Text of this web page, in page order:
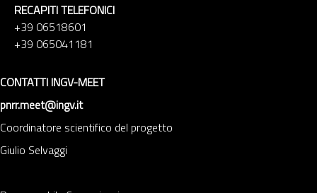
RECAPITI TELEFONICI
+39 06518601
+39 065041181
CONTATTI INGV-MEET
pnrr.meet@ingv.it
Coordinatore scientifico del progetto
Giulio Selvaggi